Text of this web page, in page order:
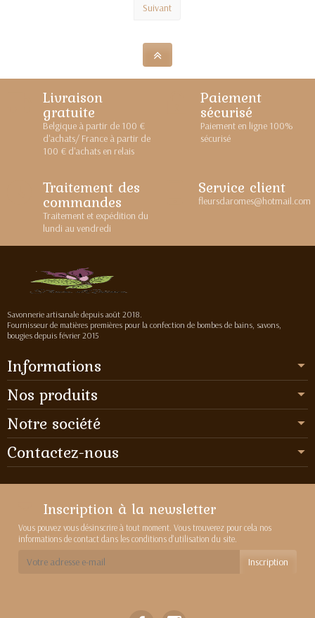
Suivant
Livraison
gratuite
Belgique à partir de 100 €
d'achats/ France à partir de
100 € d'achats en relais
Paiement
sécurisé
Paiement en ligne 100%
sécurisé
Traitement des
commandes
Traitement et expédition du
lundi au vendredi
Service client
fleursdaromes@hotmail.com
Savonnerie artisanale depuis août 2018.
Fournisseur de matières premières pour la confection de bombes de bains, savons,
bougies depuis février 2015
Informations
Nos produits
Notre société
Contactez-nous
Inscription à la newsletter
Vous pouvez vous désinscrire à tout moment. Vous trouverez pour cela nos
informations de contact dans les conditions d'utilisation du site.